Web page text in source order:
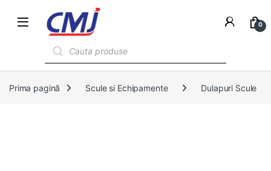
0
Prima pagină Scule si Echipamente Dulapuri Scule